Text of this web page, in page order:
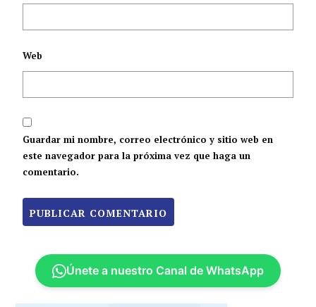
Web
Guardar mi nombre, correo electrónico y sitio web en
este navegador para la próxima vez que haga un
comentario.
Únete a nuestro Canal de WhatsApp